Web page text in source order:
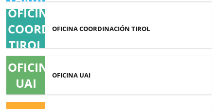
OFICINA
COORDINACIÓN
TIROL
OFICINA COORDINACIÓN TIROL
OFICINA
UAI
OFICINA UAI